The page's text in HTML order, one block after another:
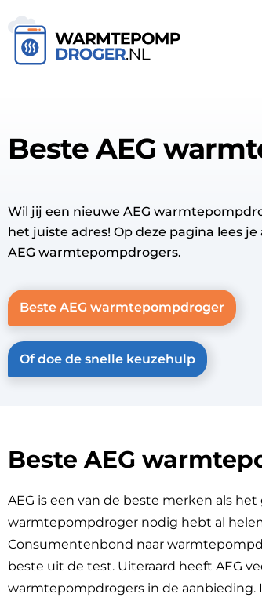
Beste AEG
Wil jij een nieuwe AEG
het juiste adres! Op deze pagina lees
AEG warmtepompdrogers.
Beste AEG warmtepompdroger
Of doe de snelle keuzehulp
Beste AEG
AEG is een van de beste merken als
warmtepompdroger nodig hebt al
Consumentenbond naar
beste uit de test. Uiteraard heeft AEG
warmtepompdrogers in de aanbieding.